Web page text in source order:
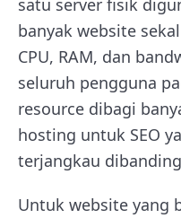
satu server fisik
banyak website
CPU, RAM, dan
seluruh pengguna
resource dibagi
hosting untuk SEO
terjangkau
Untuk website yang